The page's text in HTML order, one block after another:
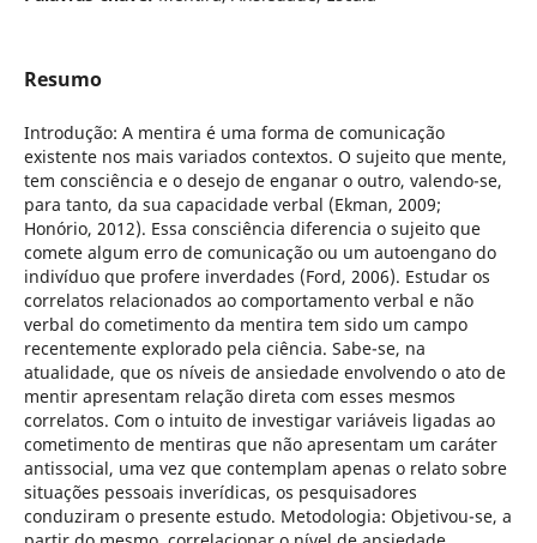
Resumo
Introdução: A mentira é uma forma de comunicação
existente nos mais variados contextos. O sujeito que mente,
tem consciência e o desejo de enganar o outro, valendo-se,
para tanto, da sua capacidade verbal (Ekman, 2009;
Honório, 2012). Essa consciência diferencia o sujeito que
comete algum erro de comunicação ou um autoengano do
indivíduo que profere inverdades (Ford, 2006). Estudar os
correlatos relacionados ao comportamento verbal e não
verbal do cometimento da mentira tem sido um campo
recentemente explorado pela ciência. Sabe-se, na
atualidade, que os níveis de ansiedade envolvendo o ato de
mentir apresentam relação direta com esses mesmos
correlatos. Com o intuito de investigar variáveis ligadas ao
cometimento de mentiras que não apresentam um caráter
antissocial, uma vez que contemplam apenas o relato sobre
situações pessoais inverídicas, os pesquisadores
conduziram o presente estudo. Metodologia: Objetivou-se, a